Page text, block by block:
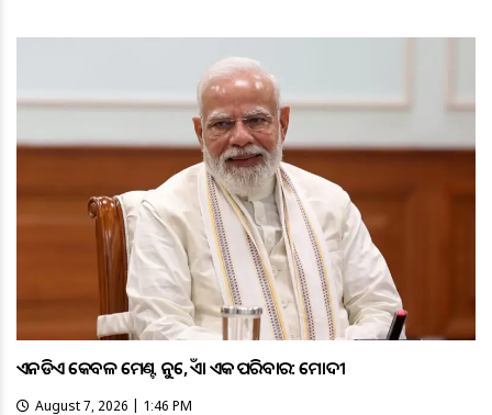
ଏନଡିଏ କେବଳ ମେଣ୍ଟ ନୁହେଁ, ଏହା ଏକ ପରିବାର: ମୋଦୀ
August 7, 2026 | 1:46 PM